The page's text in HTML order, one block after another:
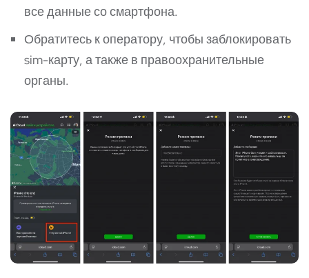
все данные со смартфона.
Обратитесь к оператору, чтобы заблокировать
sim-карту, а также в правоохранительные
органы.